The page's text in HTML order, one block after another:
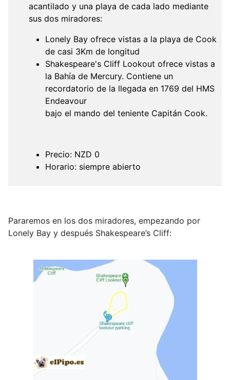
acantilado y una playa de cada lado mediante
sus dos miradores:
Lonely Bay ofrece vistas a la playa de Cook
de casi 3Km de longitud
Shakespeare's Cliff Lookout ofrece vistas a
la Bahía de Mercury. Contiene un
recordatorio de la llegada en 1769 del HMS
Endeavour
bajo el mando del teniente Capitán Cook.
Precio: NZD 0
Horario: siempre abierto
Pararemos en los dos miradores, empezando por
Lonely Bay y después Shakespeare’s Cliff: